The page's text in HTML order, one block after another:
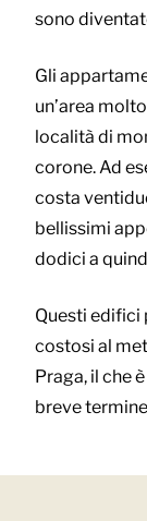
sono
Gli
un’area
località di
corone. Ad
costa
bellissimi
dodici a
Questi edifici
costosi al
Praga, il che
breve